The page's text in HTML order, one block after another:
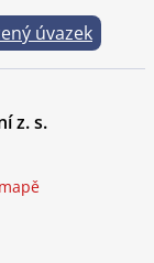
úvazek
z. s.